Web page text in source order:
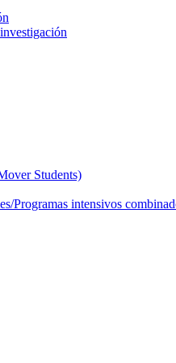
Students)
Programas intensivos